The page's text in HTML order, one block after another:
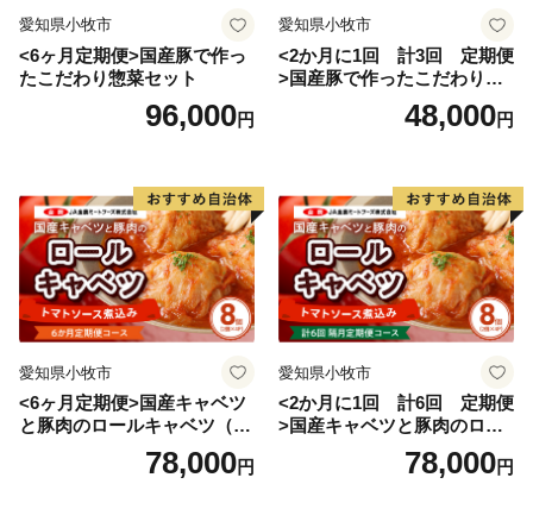
愛知県小牧市
<6ヶ月定期便>国産豚で作っ
たこだわり惣菜セット
96,000円
愛知県小牧市
<2か月に1回 計3回 定期便
>国産豚で作ったこだわり惣
48,000円
愛知県小牧市
<6ヶ月定期便>国産キャベツ
と豚肉のロールキャベツ（4P
78,000円
愛知県小牧市
<2か月に1回 計6回 定期便
>国産キャベツと豚肉のロー
ルキャベツ（4P入り）
78,000円